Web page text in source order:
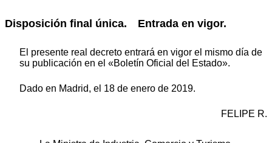
Disposición final única. Entrada en vigor.
El presente real decreto entrará en vigor el mismo día de
su publicación en el «Boletín Oficial del Estado».
Dado en Madrid, el 18 de enero de 2019.
FELIPE R.